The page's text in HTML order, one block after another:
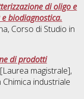
di oligo e
biodiagnostica.
Corso di Studio in
di prodotti
[Laurea magistrale],
Chimica industriale